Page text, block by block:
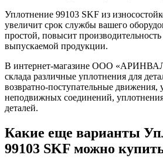
Уплотнение 99103 SKF из
увеличит срок службы вашего
простой, повысит
выпускаемой продукции.
В интернет-магазине ООО
склада различные уплотнения для
возвратно-поступательные движения,
неподвижных соединений,
деталей.
Какие еще варианты
99103 SKF можно